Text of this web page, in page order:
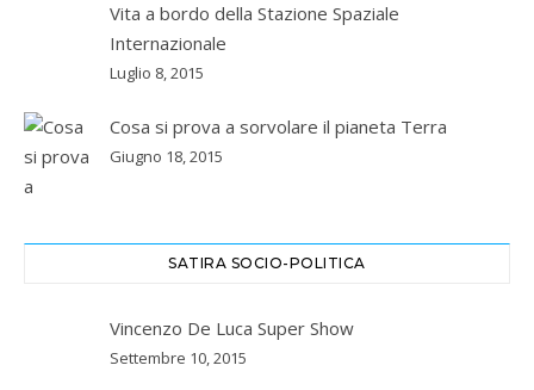
Vita a bordo della Stazione Spaziale
Internazionale
Luglio 8, 2015
Cosa si prova a sorvolare il pianeta Terra
Giugno 18, 2015
SATIRA SOCIO-POLITICA
Vincenzo De Luca Super Show
Settembre 10, 2015